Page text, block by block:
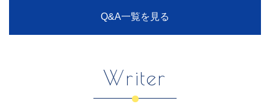
Q&A一覧を見る
Writer